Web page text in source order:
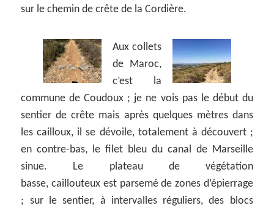
sur le chemin de crête de la Cordière.
Aux collets
de Maroc,
c’est la
commune de Coudoux ; je ne vois pas le début du
sentier de crête mais après quelques mètres dans
les cailloux, il se dévoile, totalement à découvert ;
en contre-bas, le filet bleu du canal de Marseille
sinue. Le plateau de végétation
basse, caillouteux est parsemé de zones d’épierrage
; sur le sentier, à intervalles réguliers, des blocs